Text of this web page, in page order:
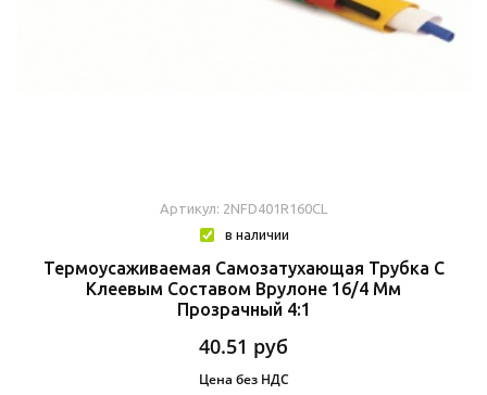
Артикул: 2NFD401R160CL
в наличии
Термоусаживаемая Самозатухающая Трубка C
Клеевым Составом Врулоне 16/4 Мм
Прозрачный 4:1
40.51 руб
Цена без НДС